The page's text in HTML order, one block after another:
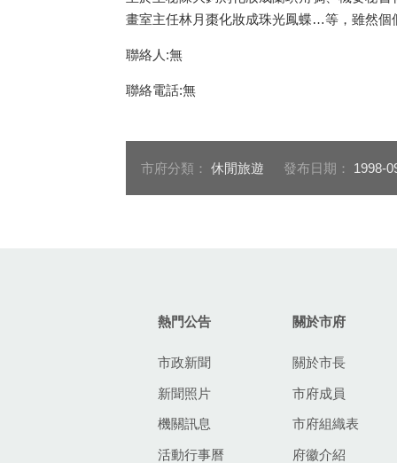
畫室主任林月棗化妝成珠光鳳蝶…等，雖然
聯絡人:無
聯絡電話:無
市府分類： 休閒旅遊 發布日期： 1998-
熱門公告
市政新聞
新聞照片
機關訊息
活動行事曆
關於市府
關於市長
市府成員
市府組織表
府徽介紹